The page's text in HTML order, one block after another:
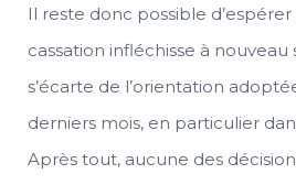
Il reste donc possible
cassation infléchisse à
s’écarte de l’orientation
derniers mois, en particulier
Après tout, aucune des